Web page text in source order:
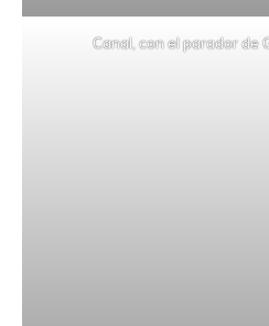
Canal, con el parador de